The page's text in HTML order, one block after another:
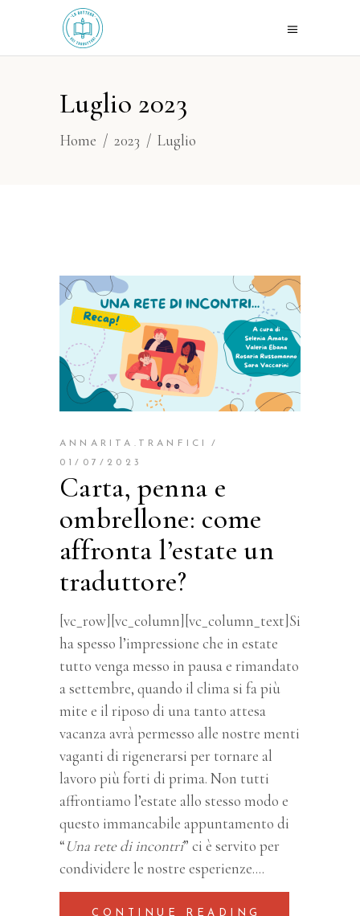
Luglio 2023
Home / 2023 / Luglio
ANNARITA.TRANFICI
01/07/2023
Carta, penna e
ombrellone: come
affronta l’estate un
traduttore?
[vc_row][vc_column][vc_column_text]Si
ha spesso l’impressione che in estate
tutto venga messo in pausa e rimandato
a settembre, quando il clima si fa più
mite e il riposo di una tanto attesa
vacanza avrà permesso alle nostre menti
vaganti di rigenerarsi per tornare al
lavoro più forti di prima. Non tutti
affrontiamo l’estate allo stesso modo e
questo immancabile appuntamento di
“Una rete di incontri” ci è servito per
condividere le nostre esperienze.
CONTINUE READING